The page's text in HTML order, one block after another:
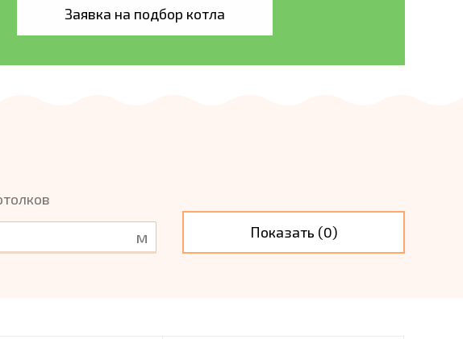
Заявка на подбор котла
м Показать (0)